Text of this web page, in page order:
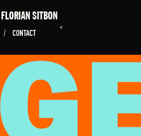
FLORIAN SITBON
/ CONTACT
<